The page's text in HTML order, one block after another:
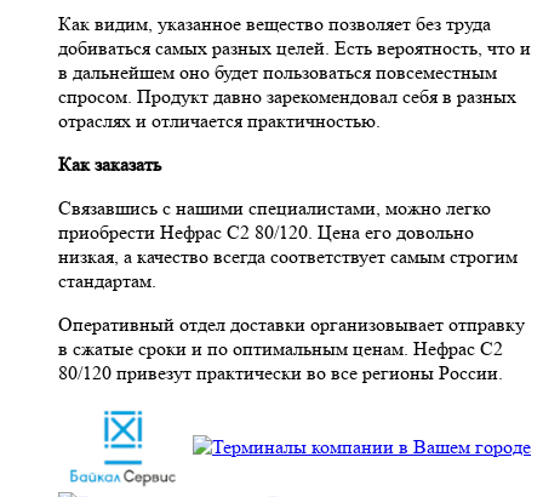
Как видим, указанное вещество позволяет без труда
добиваться самых разных целей. Есть вероятность, что и
в дальнейшем оно будет пользоваться повсеместным
спросом. Продукт давно зарекомендовал себя в разных
отраслях и отличается практичностью.
Как заказать
Связавшись с нашими специалистами, можно легко
приобрести Нефрас С2 80/120. Цена его довольно
низкая, а качество всегда соответствует самым строгим
стандартам.
Оперативный отдел доставки организовывает отправку
в сжатые сроки и по оптимальным ценам. Нефрас С2
80/120 привезут практически во все регионы России.